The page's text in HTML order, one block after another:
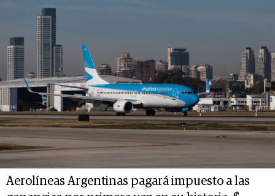
Aerolíneas Argentinas pagará impuesto a las